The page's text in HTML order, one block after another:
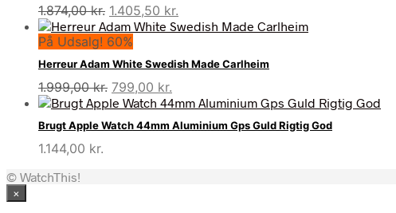
1.874,00kr. Den
oprindelige
pris
var:
1.874,00 kr..
1.405,50 kr.
aktuelle
er:
1.405,50 kr..
På Udsalg! 60%
Herreur Adam White Swedish Made Carlheim
1.999,00kr. Den
oprindelige
pris
var:
799,00 kr.
aktuelle
pris
er:
Brugt Apple Watch 44mm Aluminium Gps Guld Rigtig God
1.144,00 kr.
© WatchThis!
×